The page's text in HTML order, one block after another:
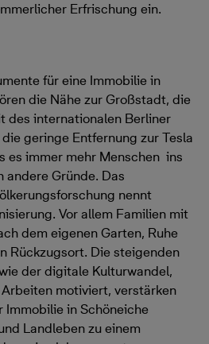
Erfrischung ein.
für eine Immobilie in
die Nähe zur Großstadt, die
des internationalen Berliner
geringe Entfernung zur Tesla
es immer mehr Menschen ins
andere Gründe. Das
nennt
Vor allem Familien mit
dem eigenen Garten, Ruhe
Rückzugsort. Die steigenden
der digitale Kulturwandel,
motiviert, verstärken
Immobilie in Schöneiche
Landleben zu einem